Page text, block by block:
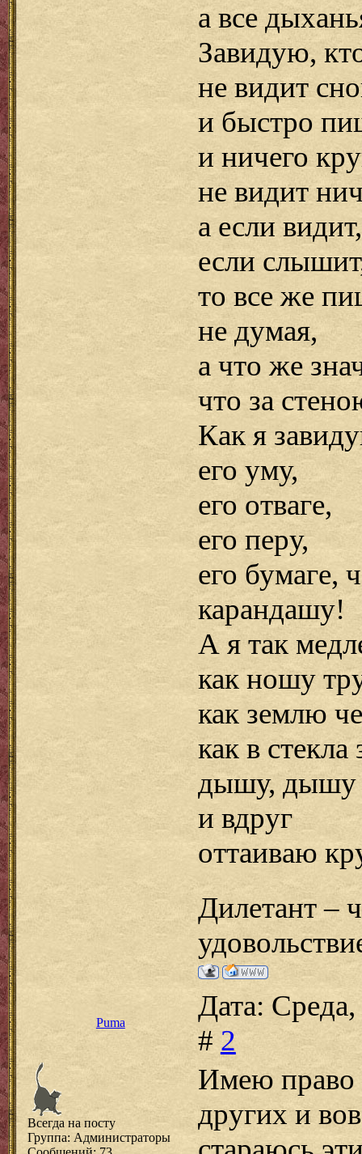
а все
Завидую,
не видит
и быстро
и ничего
не видит
а если видит,
если
то все же
не думая,
а что же
что за
Как я
его уму,
его отваге,
его перу,
его бумаге,
карандашу!
А я так
как ношу
как землю
как в
дышу, дышу
и вдруг
оттаиваю
Дилетант –
Puma
Дата:
# 2
Всегда на посту
Группа: Администраторы
Имею право
других и